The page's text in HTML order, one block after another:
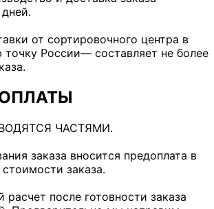
от сортировочного центра в
России— составляет не более
ЧАСТЯМИ.
заказа вносится предоплата в
заказа.
расчет после готовности заказа